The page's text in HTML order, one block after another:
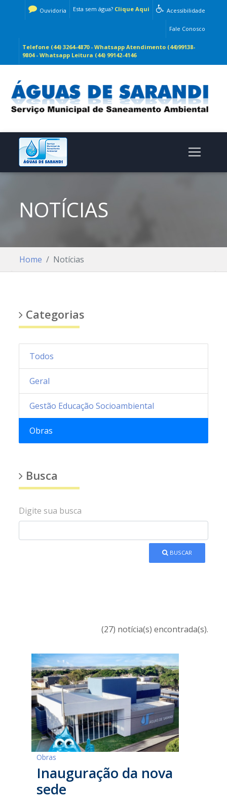
Acessibilidade
Esta sem água? Clique Aqui
Ouvidoria
Fale Conosco
Telefone (44) 3264-4870 - Whatsapp Atendimento (44)99138-
9804 - Whatsapp Leitura (44) 99142-4146
NOTÍCIAS
Home Notícias
Categorias
Todos
Geral
Gestão Educação Socioambiental
Obras
Busca
Digite sua busca
BUSCAR
(27) notícia(s) encontrada(s).
Obras
Inauguração da nova
sede